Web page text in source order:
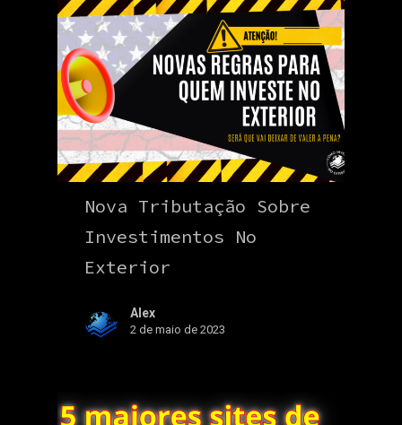
Nova Tributação Sobre
Investimentos No
Exterior
Alex
2 de maio de 2023